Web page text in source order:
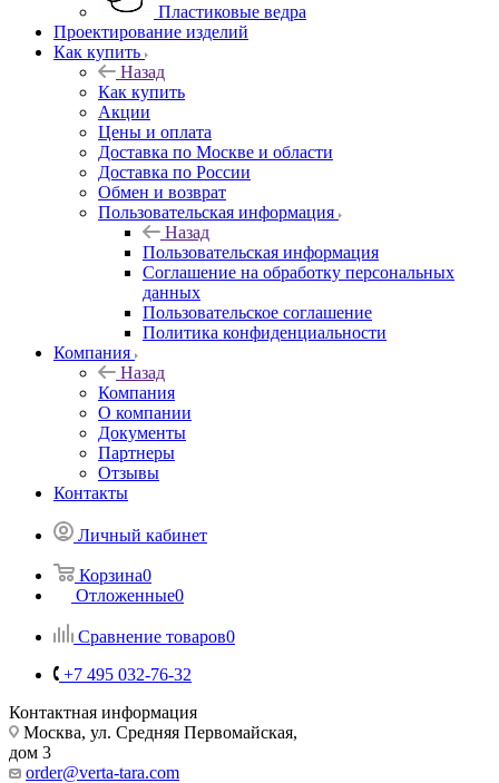
Пластиковые ведра
Проектирование изделий
Как купить
Назад
Как купить
Акции
Цены и оплата
Доставка по Москве и области
Доставка по России
Обмен и возврат
Пользовательская информация
Назад
Пользовательская информация
Соглашение на обработку персональных
данных
Пользовательское соглашение
Политика конфиденциальности
Компания
Назад
Компания
О компании
Документы
Партнеры
Отзывы
Контакты
Личный кабинет
Корзина0
Отложенные0
Сравнение товаров0
+7 495 032-76-32
Контактная информация
Москва, ул. Средняя Первомайская,
дом 3
order@verta-tara.com